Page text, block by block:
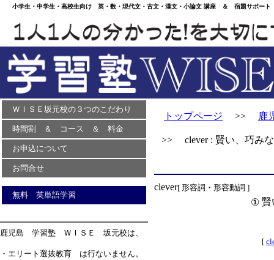
小学生・中学生・高校生向け 英・数・現代文・古文・漢文・小論文 講座 ＆ 宿題サポー
ＷＩＳＥ坂元校の３つのこだわり
時間割 ＆ コース ＆ 料金
お申込について
お問合せ
無料 英単語学習
鹿児島 学習塾 ＷＩＳＥ 坂元校は、
・エリート選抜教育 は行ないません。
トップページ >> 鹿
>> clever : 賢い、巧みな
clever[ 形容詞・形容動詞 ]
① 賢
[